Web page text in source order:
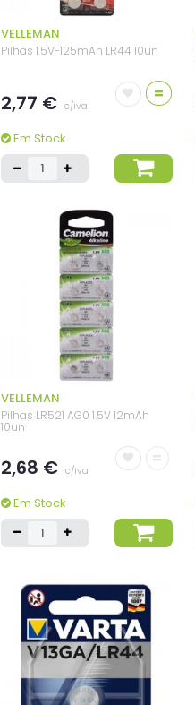
VELLEMAN
Pilhas 1.5V-125mAh LR44 10un
2,77 € c/iva
=
Em Stock
VELLEMAN
Pilhas LR521 AG0 1.5V 12mAh
10un
2,68 € c/iva
=
Em Stock